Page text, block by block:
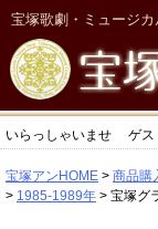
宝塚歌劇・ミュージ
いらっしゃいませ ゲス
宝塚アンHOME 商品購
1985-1989年
宝塚グ